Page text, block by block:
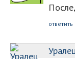
ответить